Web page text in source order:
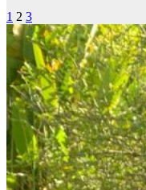
1 2 3